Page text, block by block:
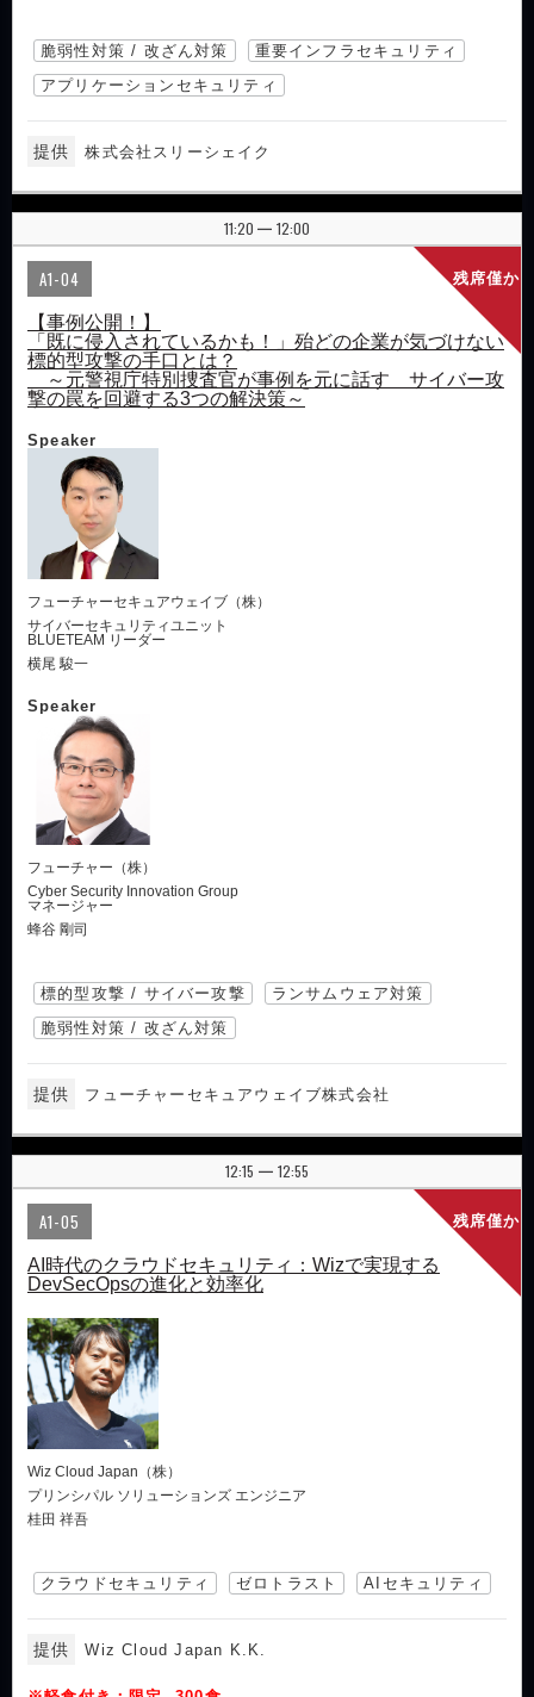
脆弱性対策 / 改ざん対策
重要インフラセキュリティ
アプリケーションセキュリティ
提供 株式会社スリーシェイク
11:20 | 12:00
残席僅か
A1-04
【事例公開！】
「既に侵入されているかも！」殆どの企業が気づけない
標的型攻撃の手口とは？
～元警視庁特別捜査官が事例を元に話す サイバー攻
撃の罠を回避する3つの解決策～
Speaker
フューチャーセキュアウェイブ（株）
サイバーセキュリティユニット
BLUETEAM リーダー
横尾 駿一
Speaker
フューチャー（株）
Cyber Security Innovation Group
マネージャー
蜂谷 剛司
標的型攻撃 / サイバー攻撃
ランサムウェア対策
脆弱性対策 / 改ざん対策
提供 フューチャーセキュアウェイブ株式会社
12:15 | 12:55
残席僅か
A1-05
AI時代のクラウドセキュリティ：Wizで実現する
DevSecOpsの進化と効率化
Wiz Cloud Japan（株）
プリンシパル ソリューションズ エンジニア
桂田 祥吾
クラウドセキュリティ ゼロトラスト AIセキュリティ
提供 Wiz Cloud Japan K.K.